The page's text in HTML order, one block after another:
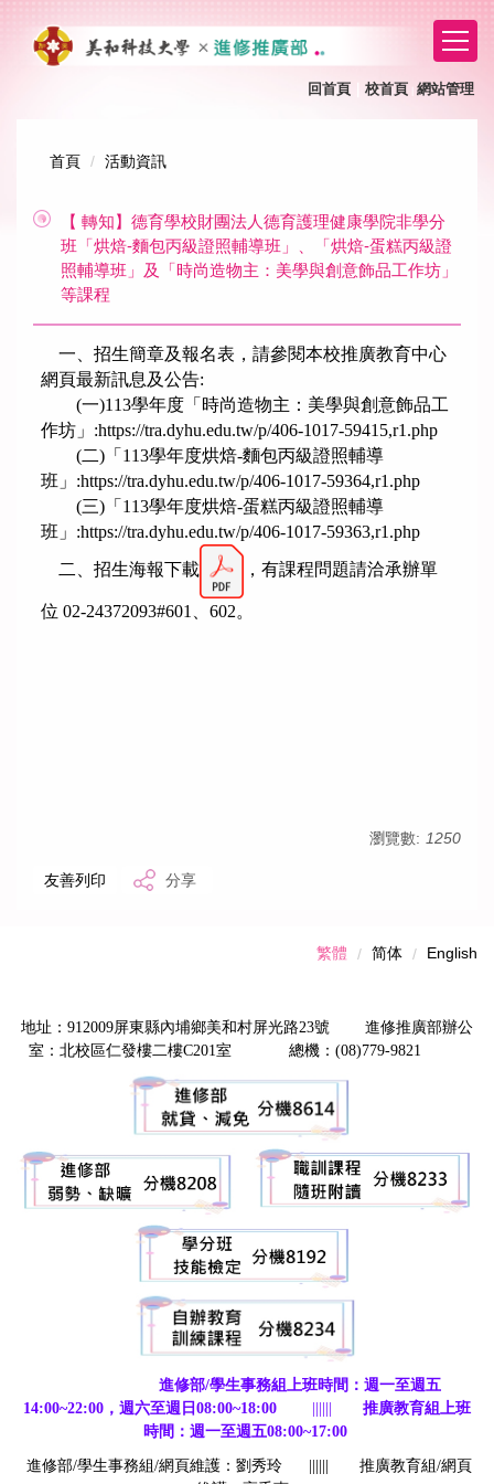
回首頁 校首頁 網站管理
首頁 活動資訊
【 轉知】德育學校財團法人德育護理健康學院非學分
班「烘焙-麵包丙級證照輔導班」、「烘焙-蛋糕丙級證
照輔導班」及「時尚造物主：美學與創意飾品工作坊」
等課程
一、招生簡章及報名表，請參閱本校推廣教育中心
網頁最新訊息及公告:
(一)113學年度「時尚造物主：美學與創意飾品工
作坊」:https://tra.dyhu.edu.tw/p/406-1017-59415,r1.php
(二)「113學年度烘焙-麵包丙級證照輔導
班」:https://tra.dyhu.edu.tw/p/406-1017-59364,r1.php
(三)「113學年度烘焙-蛋糕丙級證照輔導
班」:https://tra.dyhu.edu.tw/p/406-1017-59363,r1.php
二、招生海報下載 ，有課程問題請洽承辦單
位 02-24372093#601、602。
瀏覽數: 1250
友善列印 分享
繁體 简体 English
地址：912009屏東縣內埔鄉美和村屏光路23號 進修推廣部辦公
室：北校區仁發樓二樓C201室 總機：(08)779-9821
進修部/學生事務組上班時間：週一至週五
14:00~22:00，週六至週日08:00~18:00
|||||| 推廣教育組上班
時間：週一至週五08:00~17:00
進修部/學生事務組/網頁維護：劉秀玲 |||||| 推廣教育組/網頁